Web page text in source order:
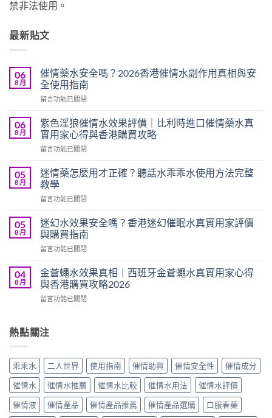
禁非法使用。
最新貼文
06
8 月
催情藥水安全嗎？2026香港催情水副作用真相與安
全使用指南
在
情
藥
水
安
嗎？
2026
香
港
情
水
作
真
相
與
使
用
南〉
留言功能已關閉
06
8 月
紫色淫狼催情水效果評價｜比利時進口催情藥水真
實用家心得與香港購買攻略
在
色
淫
狼
催
水
效
果
評
｜
比
時
催
真
用
留言功能已關閉
05
8 月
迷情藥怎麼用才正確？聽話水乖乖水使用方法完整
教學
在
情
藥
怎
麼
才
正
確？
聽
乖
用
法
整
留言功能已關閉
05
8 月
迷幻水效果安全嗎？香港迷幻催眠水真實用家評價
與購買指南
在
幻
水
效
果
嗎？
迷
幻
眠
真
留言功能已關閉
04
8 月
金蒼蠅水效果真相｜西班牙金蒼蠅水真實用家心得
與香港購買攻略2026
在
蠅
水
果
相
｜
西
班
留言功能已關閉
熱點關注
乖乖水 二人世界 使用指南 催情助興 催情安全性
催情成分
催情水
催情水推薦 催情水比較 催情水用法
催情水評價
催情液
催情產品 催情產品推薦 催情產品選購 口服春藥